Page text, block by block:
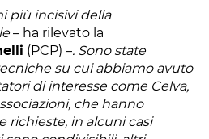
più incisivi della
– ha rilevato la
(PCP) –. Sono state
su cui abbiamo avuto
di interesse come Celva,
che hanno
richieste, in alcuni casi